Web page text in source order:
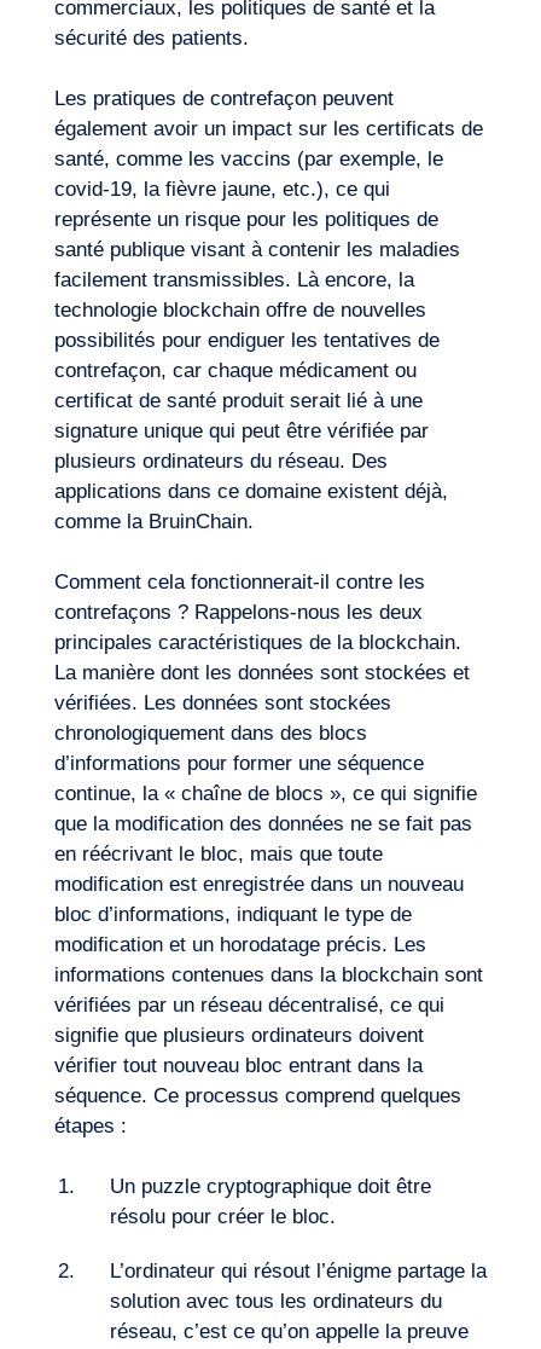
Journal de Bord
Nous contacter
commerciaux, les politiques de santé et la
sécurité des patients.
Les pratiques de contrefaçon peuvent
également avoir un impact sur les certificats de
santé, comme les vaccins (par exemple, le
covid-19, la fièvre jaune, etc.), ce qui
représente un risque pour les politiques de
santé publique visant à contenir les maladies
facilement transmissibles. Là encore, la
technologie blockchain offre de nouvelles
possibilités pour endiguer les tentatives de
contrefaçon, car chaque médicament ou
certificat de santé produit serait lié à une
signature unique qui peut être vérifiée par
plusieurs ordinateurs du réseau. Des
applications dans ce domaine existent déjà,
comme la BruinChain.
Comment cela fonctionnerait-il contre les
contrefaçons ? Rappelons-nous les deux
principales caractéristiques de la blockchain.
La manière dont les données sont stockées et
vérifiées. Les données sont stockées
chronologiquement dans des blocs
d’informations pour former une séquence
continue, la « chaîne de blocs », ce qui signifie
que la modification des données ne se fait pas
en réécrivant le bloc, mais que toute
modification est enregistrée dans un nouveau
bloc d’informations, indiquant le type de
modification et un horodatage précis. Les
informations contenues dans la blockchain sont
vérifiées par un réseau décentralisé, ce qui
signifie que plusieurs ordinateurs doivent
vérifier tout nouveau bloc entrant dans la
séquence. Ce processus comprend quelques
étapes :
Un puzzle cryptographique doit être
résolu pour créer le bloc.
L’ordinateur qui résout l’énigme partage la
solution avec tous les ordinateurs du
réseau, c’est ce qu’on appelle la preuve